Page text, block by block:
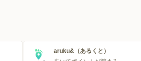
aruku&（あるくと）